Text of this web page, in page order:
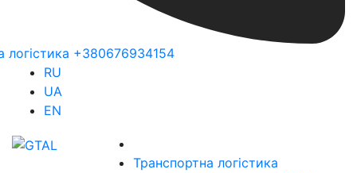
логістика +380676934154
RU
UA
EN
Транспортна логістика